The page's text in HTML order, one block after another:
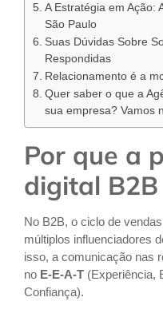
A Estratégia em Ação:
São Paulo
Suas Dúvidas Sobre
Respondidas
Relacionamento é a
Quer saber o que a
sua empresa? Vamos
Por que a
digital
No B2B, o ciclo de
múltiplos influenciadores
isso, a comunicação nas
no E-E-A-T (Experiência,
Confiança).